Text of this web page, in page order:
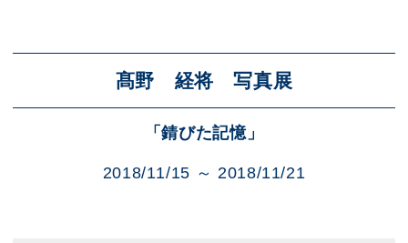
髙野 経将 写真展
「錆びた記憶」
2018/11/15 ～ 2018/11/21